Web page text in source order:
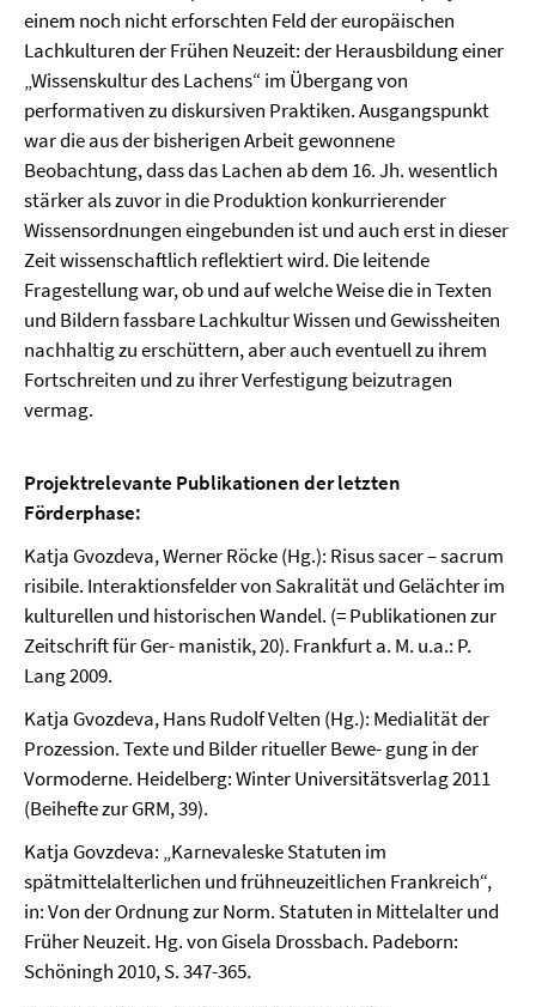
einem noch nicht erforschten Feld der europäischen
Lachkulturen der Frühen Neuzeit: der Herausbildung einer
„Wissenskultur des Lachens“ im Übergang von
performativen zu diskursiven Praktiken. Ausgangspunkt
war die aus der bisherigen Arbeit gewonnene
Beobachtung, dass das Lachen ab dem 16. Jh. wesentlich
stärker als zuvor in die Produktion konkurrierender
Wissensordnungen eingebunden ist und auch erst in dieser
Zeit wissenschaftlich reflektiert wird. Die leitende
Fragestellung war, ob und auf welche Weise die in Texten
und Bildern fassbare Lachkultur Wissen und Gewissheiten
nachhaltig zu erschüttern, aber auch eventuell zu ihrem
Fortschreiten und zu ihrer Verfestigung beizutragen
vermag.
Projektrelevante Publikationen der letzten
Förderphase:
Katja Gvozdeva, Werner Röcke (Hg.): Risus sacer – sacrum
risibile. Interaktionsfelder von Sakralität und Gelächter im
kulturellen und historischen Wandel. (= Publikationen zur
Zeitschrift für Ger- manistik, 20). Frankfurt a. M. u.a.: P.
Lang 2009.
Katja Gvozdeva, Hans Rudolf Velten (Hg.): Medialität der
Prozession. Texte und Bilder ritueller Bewe- gung in der
Vormoderne. Heidelberg: Winter Universitätsverlag 2011
(Beihefte zur GRM, 39).
Katja Govzdeva: „Karnevaleske Statuten im
spätmittelalterlichen und frühneuzeitlichen Frankreich“,
in: Von der Ordnung zur Norm. Statuten in Mittelalter und
Früher Neuzeit. Hg. von Gisela Drossbach. Padeborn:
Schöningh 2010, S. 347-365.